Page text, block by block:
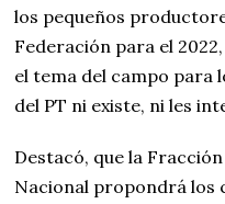
los pequeños
Federación para el
el tema del campo para
del PT ni existe, ni les
Destacó, que la
Nacional propondrá los